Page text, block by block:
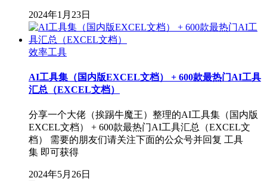
2024年1月23日
效率工具
AI工具集（国内版EXCEL文档） + 600款最热门AI工具
汇总（EXCEL文档）
分享一个大佬（挨踢牛魔王）整理的AI工具集（国内版
EXCEL文档） + 600款最热门AI工具汇总（EXCEL文
档） 需要的朋友们请关注下面的公众号并回复 工具
集 即可获得
2024年5月26日